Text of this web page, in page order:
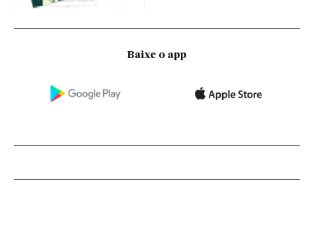
Baixe o app